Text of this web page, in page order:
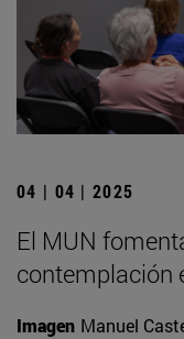
04 | 04 | 2025
El MUN
contemplación
Imagen Manuel